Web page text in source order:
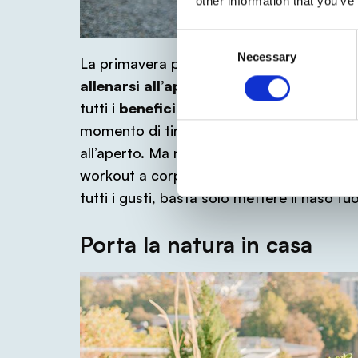
Consent
Necessary
La primavera porta con sé giornate di
allenarsi all’aperto e fare il pieno di
tutti i benefici che l’attività outdoor
momento di tirare fuori le scarpe da
all’aperto. Ma non solo, puoi anche
workout a corpo libero in un parco o una
tutti i gusti, basta solo mettere il naso
Porta la natura in casa